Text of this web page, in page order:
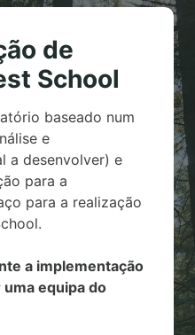
de
School
baseado num
e
a desenvolver) e
para a
para a realização
a implementação
equipa do